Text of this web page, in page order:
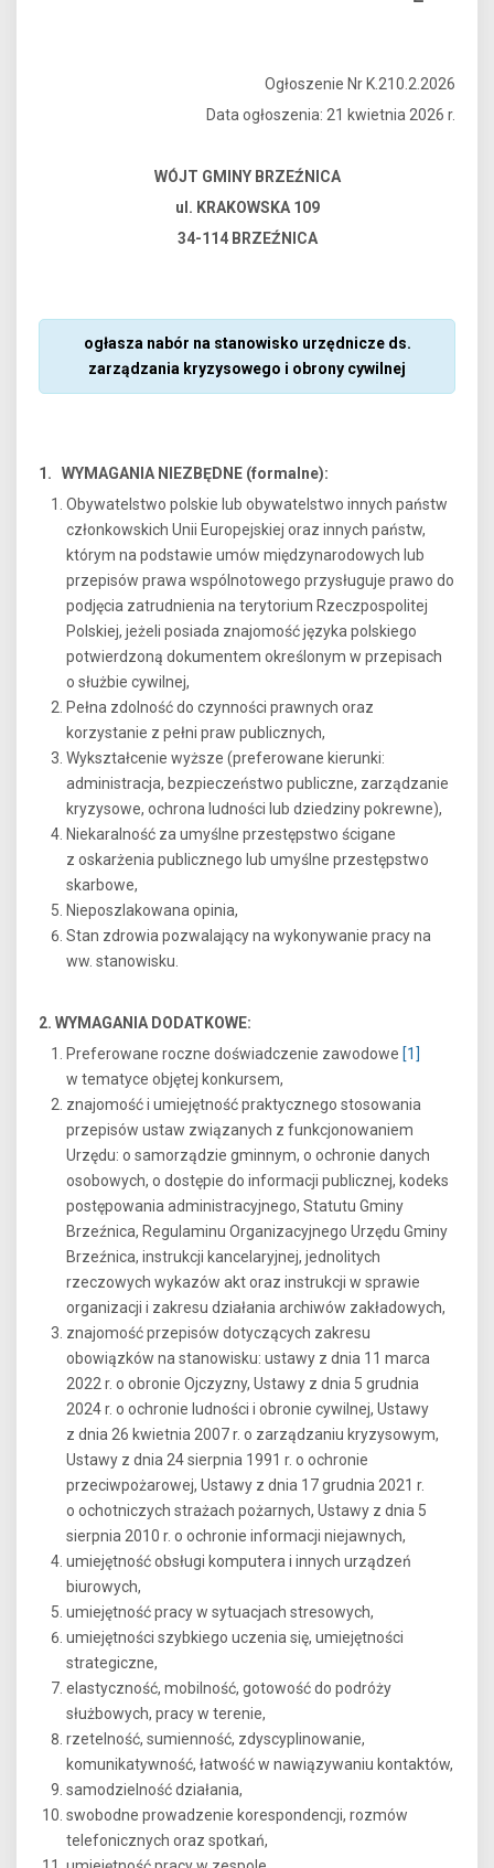
Ogłoszenie Nr K.210.2.2026
Data ogłoszenia: 21 kwietnia 2026 r.
WÓJT GMINY BRZEŹNICA
ul. KRAKOWSKA 109
34-114 BRZEŹNICA
ogłasza nabór na stanowisko urzędnicze ds.
zarządzania kryzysowego i obrony cywilnej
1. WYMAGANIA NIEZBĘDNE (formalne):
Obywatelstwo polskie lub obywatelstwo innych państw
członkowskich Unii Europejskiej oraz innych państw,
którym na podstawie umów międzynarodowych lub
przepisów prawa wspólnotowego przysługuje prawo do
podjęcia zatrudnienia na terytorium Rzeczpospolitej
Polskiej, jeżeli posiada znajomość języka polskiego
potwierdzoną dokumentem określonym w przepisach
o służbie cywilnej,
Pełna zdolność do czynności prawnych oraz
korzystanie z pełni praw publicznych,
Wykształcenie wyższe (preferowane kierunki:
administracja, bezpieczeństwo publiczne, zarządzanie
kryzysowe, ochrona ludności lub dziedziny pokrewne),
Niekaralność za umyślne przestępstwo ścigane
z oskarżenia publicznego lub umyślne przestępstwo
skarbowe,
Nieposzlakowana opinia,
Stan zdrowia pozwalający na wykonywanie pracy na
ww. stanowisku.
2. WYMAGANIA DODATKOWE:
Preferowane roczne doświadczenie zawodowe [1]
w tematyce objętej konkursem,
znajomość i umiejętność praktycznego stosowania
przepisów ustaw związanych z funkcjonowaniem
Urzędu: o samorządzie gminnym, o ochronie danych
osobowych, o dostępie do informacji publicznej, kodeks
postępowania administracyjnego, Statutu Gminy
Brzeźnica, Regulaminu Organizacyjnego Urzędu Gminy
Brzeźnica, instrukcji kancelaryjnej, jednolitych
rzeczowych wykazów akt oraz instrukcji w sprawie
organizacji i zakresu działania archiwów zakładowych,
znajomość przepisów dotyczących zakresu
obowiązków na stanowisku: ustawy z dnia 11 marca
2022 r. o obronie Ojczyzny, Ustawy z dnia 5 grudnia
2024 r. o ochronie ludności i obronie cywilnej, Ustawy
z dnia 26 kwietnia 2007 r. o zarządzaniu kryzysowym,
Ustawy z dnia 24 sierpnia 1991 r. o ochronie
przeciwpożarowej, Ustawy z dnia 17 grudnia 2021 r.
o ochotniczych strażach pożarnych, Ustawy z dnia 5
sierpnia 2010 r. o ochronie informacji niejawnych,
umiejętność obsługi komputera i innych urządzeń
biurowych,
umiejętność pracy w sytuacjach stresowych,
umiejętności szybkiego uczenia się, umiejętności
strategiczne,
elastyczność, mobilność, gotowość do podróży
służbowych, pracy w terenie,
rzetelność, sumienność, zdyscyplinowanie,
komunikatywność, łatwość w nawiązywaniu kontaktów,
samodzielność działania,
swobodne prowadzenie korespondencji, rozmów
telefonicznych oraz spotkań,